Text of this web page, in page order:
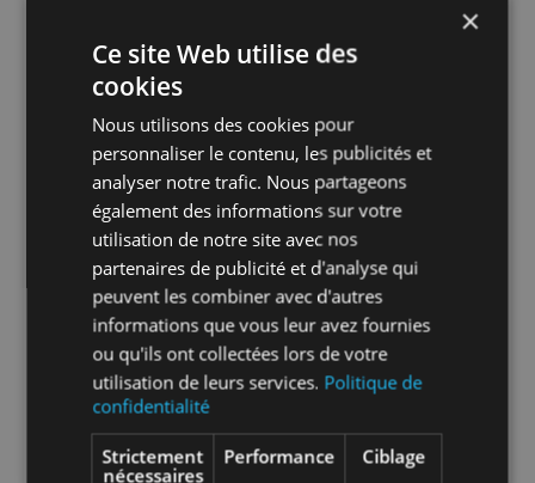
de nos produits
Packaging sans packaging
Nombre par
unité
1
Nombre par
carton
1
Nombre par
palette
1
×
Ce site Web utilise des
cookies
Nous utilisons des cookies pour
personnaliser le contenu, les publicités et
analyser notre trafic. Nous partageons
également des informations sur votre
utilisation de notre site avec nos
partenaires de publicité et d'analyse qui
peuvent les combiner avec d'autres
informations que vous leur avez fournies
ou qu'ils ont collectées lors de votre
utilisation de leurs services. Politique de
confidentialité
Strictement
nécessaires
Performance Ciblage